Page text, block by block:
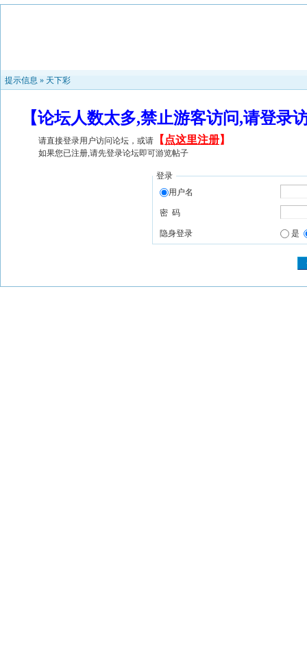
提示信息 » 天下彩
【论坛人数太多,禁止游客访问,请登
请直接登录用户访问论坛，或请 【 点这里注册】
如果您已注册,请先登录论坛即可游览帖子
登录
用户名
密 码
隐身登录 是